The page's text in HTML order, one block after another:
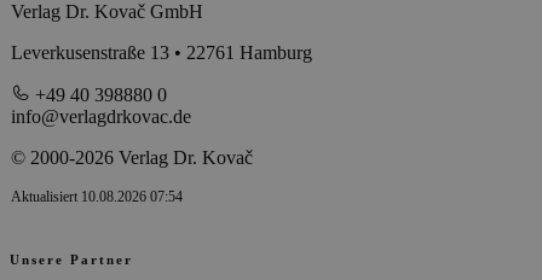
Verlag Dr. Kovač GmbH
Leverkusenstraße 13 • 22761 Hamburg
+49 40 398880 0
info@verlagdrkovac.de
© 2000-2026 Verlag Dr. Kovač
Aktualisiert 10.08.2026 07:54
Unsere Partner